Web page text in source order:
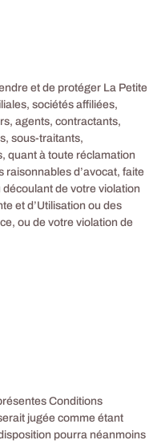
et de protéger La Petite
sociétés affiliées,
agents, contractants,
sous-traitants,
quant à toute réclamation
raisonnables d’avocat, faite
de votre violation
et d’Utilisation ou des
ou de votre violation de
Conditions
jugée comme étant
pourra néanmoins